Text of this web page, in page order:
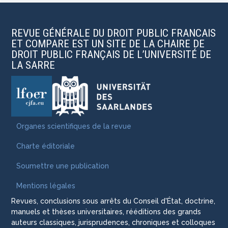
REVUE GÉNÉRALE DU DROIT PUBLIC FRANCAIS
ET COMPARE EST UN SITE DE LA CHAIRE DE
DROIT PUBLIC FRANÇAIS DE L’UNIVERSITÉ DE
LA SARRE
Organes scientifiques de la revue
Charte éditoriale
Soumettre une publication
Mentions légales
Revues, conclusions sous arrêts du Conseil d'État, doctrine,
manuels et thèses universitaires, rééditions des grands
auteurs classiques, jurisprudences, chroniques et colloques